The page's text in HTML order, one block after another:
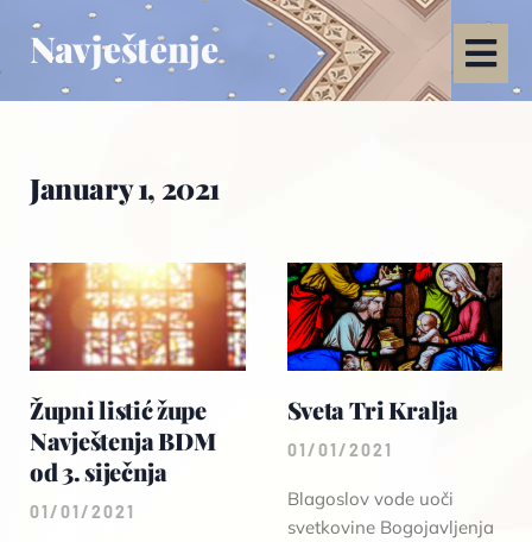
Navještenje
January 1, 2021
Župni listić župe
Navještenja BDM
od 3. siječnja
01/01/2021
Sveta Tri Kralja
01/01/2021
Blagoslov vode uoči
svetkovine Bogojavljenja